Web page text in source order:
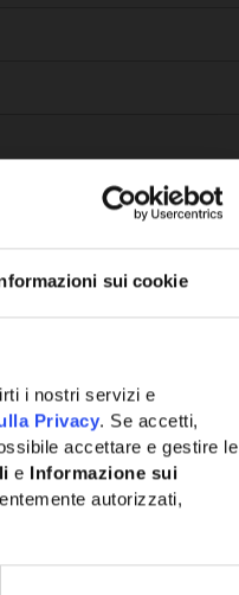
sui cookie
i nostri servizi e
Privacy. Se accetti,
accettare e gestire le
e Informazione sui
autorizzati,